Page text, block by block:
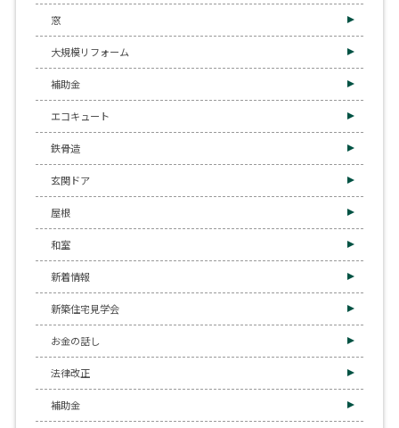
窓
大規模リフォーム
補助金
エコキュート
鉄骨造
玄関ドア
屋根
和室
新着情報
新築住宅見学会
お金の話し
法律改正
補助金